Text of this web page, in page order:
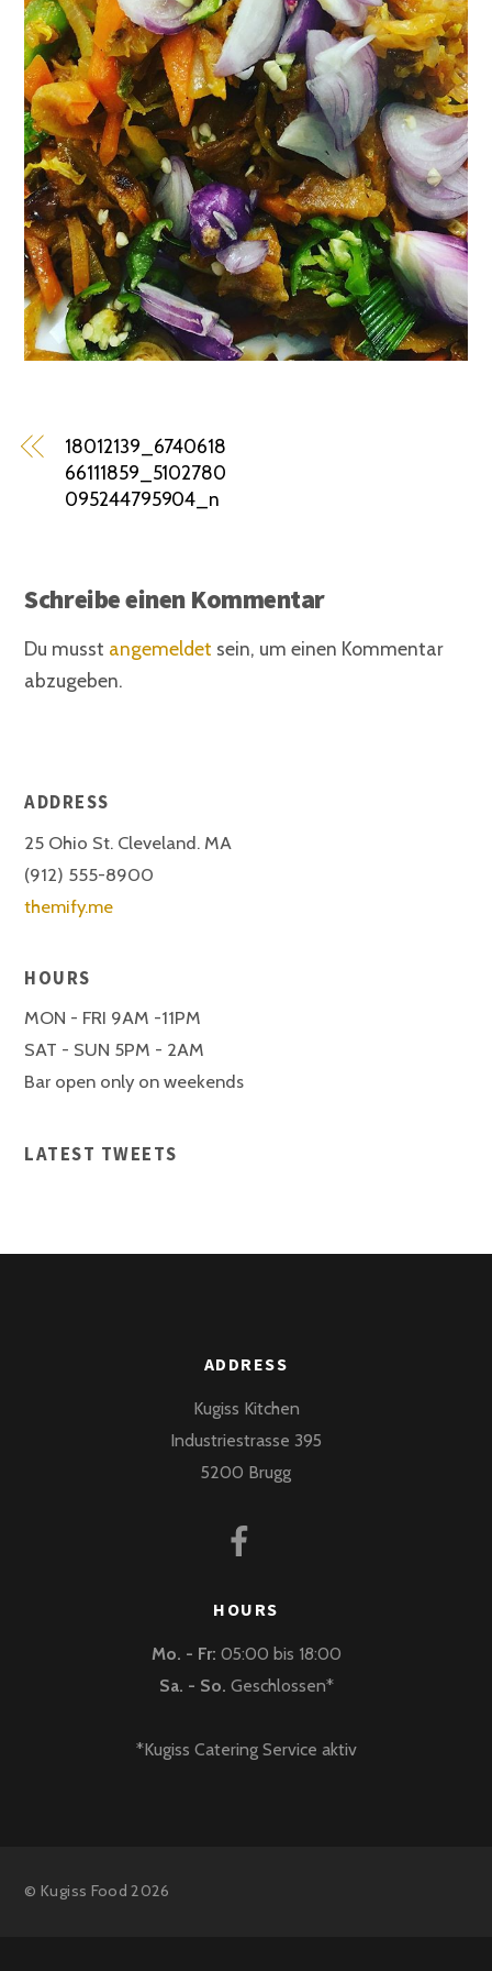
18012139_6740618
66111859_5102780
095244795904_n
Schreibe einen Kommentar
Du musst angemeldet sein, um einen Kommentar
abzugeben.
ADDRESS
25 Ohio St. Cleveland. MA
(912) 555-8900
themify.me
HOURS
MON - FRI 9AM -11PM
SAT - SUN 5PM - 2AM
Bar open only on weekends
LATEST TWEETS
ADDRESS
Kugiss Kitchen
Industriestrasse 395
5200 Brugg
HOURS
Mo. - Fr: 05:00 bis 18:00
Sa. - So. Geschlossen*
*Kugiss Catering Service aktiv
©Kugiss Food 2026